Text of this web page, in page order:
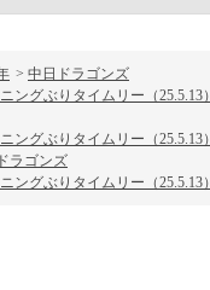
> 中日ドラゴンズ
ングぶりタイムリー（25.5.13）
ングぶりタイムリー（25.5.13）
ラゴンズ
ングぶりタイムリー（25.5.13）